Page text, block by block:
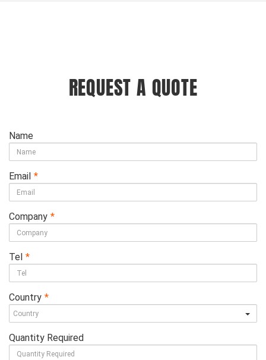
REQUEST A QUOTE